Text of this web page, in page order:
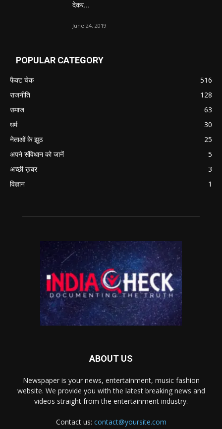
देकर...
June 24, 2019
POPULAR CATEGORY
फैक्ट चेक
516
राजनीति
128
समाज
63
धर्म
30
नेताओं के झूठ
25
अपने संविधान को जानें
5
अच्छी ख़बर
3
विज्ञान
1
ABOUT US
Newspaper is your news, entertainment, music fashion
website. We provide you with the latest breaking news and
videos straight from the entertainment industry.
Contact us: contact@yoursite.com